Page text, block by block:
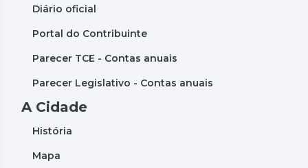
Diário oficial
Portal do Contribuinte
Parecer TCE - Contas anuais
Parecer Legislativo - Contas anuais
A Cidade
História
Mapa